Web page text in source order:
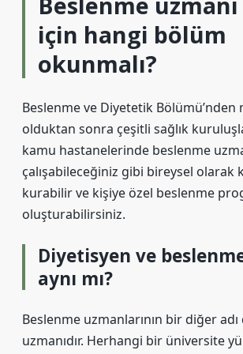
için hangi bölüm
okunmalı?
Beslenme ve Diyetetik Bölümü’nden
olduktan sonra çeşitli sağlık
kamu hastanelerinde beslenme
çalışabileceğiniz gibi bireysel olarak
kurabilir ve kişiye özel beslenme
oluşturabilirsiniz.
Diyetisyen ve
aynı mı?
Beslenme uzmanlarının bir diğer
uzmanıdır. Herhangi bir üniversite